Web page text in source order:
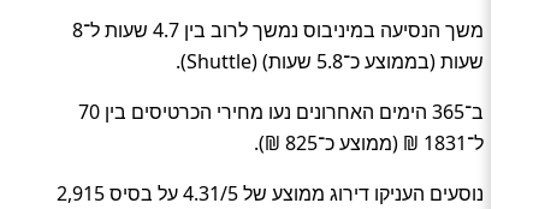
משך הנסיעה במיניבוס נמשך לרוב בין 4.7 שעות ל־8
שעות (בממוצע כ־5.8 שעות) (Shuttle).
ב־365 הימים האחרונים נעו מחירי הכרטיסים בין 70
ל־1831 ₪ (ממוצע כ־825 ₪).
נוסעים העניקו דירוג ממוצע של 4.31/5 על בסיס 2,915